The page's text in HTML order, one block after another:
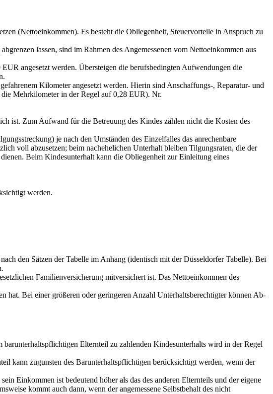
(Nettoeinkommen). Es besteht die Obliegenheit, Steuervorteile in Anspruch zu
lassen, sind im Rahmen des Angemessenen vom Nettoeinkommen aus
angesetzt werden. Übersteigen die berufsbedingten Aufwendungen die
Kilometer angesetzt werden. Hierin sind Anschaffungs-, Reparatur- und
Mehrkilometer in der Regel auf 0,28 EUR). Nr.
ist. Zum Aufwand für die Betreuung des Kindes zählen nicht die Kosten des
je nach den Umständen des Einzelfalles das anrechenbare
voll abzusetzen; beim nachehelichen Unterhalt bleiben Tilgungsraten, die der
Beim Kindesunterhalt kann die Obliegenheit zur Einleitung eines
werden.
den Sätzen der Tabelle im Anhang (identisch mit der Düsseldorfer Tabelle). Bei
Familienversicherung mitversichert ist. Das Nettoeinkommen des
hat. Bei einer größeren oder geringeren Anzahl Unterhaltsberechtigter können Ab-
Elternteil zu zahlenden Kindesunterhalts wird in der Regel
kann zugunsten des Barunterhaltspflichtigen berücksichtigt werden, wenn der
Einkommen ist bedeutend höher als das des anderen Elternteils und der eigene
kommt auch dann, wenn der angemessene Selbstbehalt des nicht